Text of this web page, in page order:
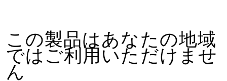
この製品はあなたの地域
ではご利用いただけませ
ん